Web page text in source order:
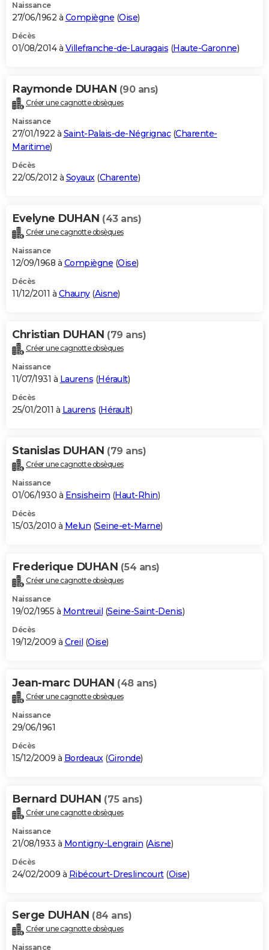
Naissance
27/06/1962 à Compiègne (Oise)
Décès
01/08/2014 à Villefranche-de-Lauragais (Haute-Garonne)
Raymonde DUHAN (90 ans)
Créer une cagnotte obsèques
Naissance
27/01/1922 à Saint-Palais-de-Négrignac(Charente-
Maritime)
Décès
22/05/2012 à Soyaux(Charente)
Evelyne DUHAN (43 ans)
Créer une cagnotte obsèques
Naissance
12/09/1968 à Compiègne (Oise)
Décès
11/12/2011 à Chauny(Aisne)
Christian DUHAN (79 ans)
Créer une cagnotte obsèques
Naissance
11/07/1931 à Laurens (Hérault)
Décès
25/01/2011 à Laurens (Hérault)
Stanislas DUHAN (79 ans)
Créer une cagnotte obsèques
Naissance
01/06/1930 à Ensisheim (Haut-Rhin)
Décès
15/03/2010 à Melun (Seine-et-Marne)
Frederique DUHAN (54 ans)
Créer une cagnotte obsèques
Naissance
19/02/1955 à Montreuil (Seine-Saint-Denis)
Décès
19/12/2009 à Creil (Oise)
Jean-marc DUHAN (48 ans)
Créer une cagnotte obsèques
Naissance
29/06/1961
Décès
15/12/2009 à Bordeaux(Gironde)
Bernard DUHAN (75 ans)
Créer une cagnotte obsèques
Naissance
21/08/1933 à Montigny-Lengrain (Aisne)
Décès
24/02/2009 à Ribécourt-Dreslincourt(Oise)
Serge DUHAN (84 ans)
Créer une cagnotte obsèques
Naissance